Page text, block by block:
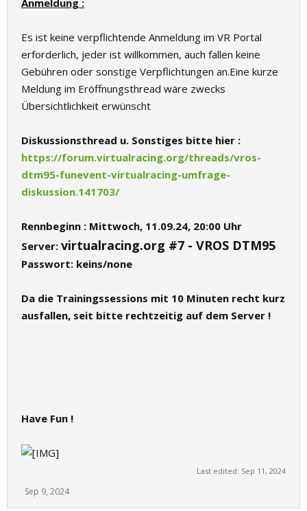
Anmeldung :
Es ist keine verpflichtende Anmeldung im VR Portal
erforderlich, jeder ist willkommen, auch fallen keine
Gebühren oder sonstige Verpflichtungen an.Eine kurze
Meldung im Eröffnungsthread wäre zwecks
Übersichtlichkeit erwünscht
Diskussionsthread u. Sonstiges bitte hier :
https://forum.virtualracing.org/threads/vros-
dtm95-funevent-virtualracing-umfrage-
diskussion.141703/
Rennbeginn : Mittwoch, 11.09.24, 20:00 Uhr
Server: virtualracing.org #7 - VROS DTM95
Passwort: keins/none
Da die Trainingssessions mit 10 Minuten recht kurz
ausfallen, seit bitte rechtzeitig auf dem Server !
Have Fun !
Last edited: Sep 11, 2024
Sep 9, 2024